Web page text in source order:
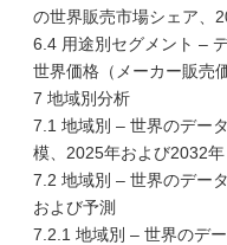
の世界販売市場シェア、
6.4 用途別セグメント –
世界価格（メーカー販売
7 地域別分析
7.1 地域別 – 世界のデー
模、2025年および2032年
7.2 地域別 – 世界のデー
および予測
7.2.1 地域別 – 世界のデ